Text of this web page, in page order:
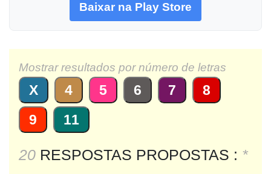
Baixar na Play Store
Mostrar resultados por número de letras
X 4 5 6 7
8
9
11
20 RESPOSTAS PROPOSTAS : *